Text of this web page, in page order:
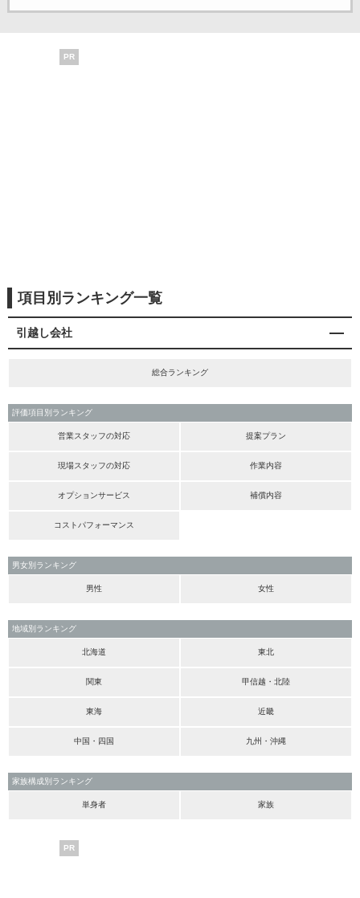
PR
項目別ランキング一覧
引越し会社
総合ランキング
評価項目別ランキング
営業スタッフの対応 提案プラン
現場スタッフの対応 作業内容
オプションサービス 補償内容
コストパフォーマンス
男女別ランキング
男性 女性
地域別ランキング
北海道 東北
関東 甲信越・北陸
東海 近畿
中国・四国 九州・沖縄
家族構成別ランキング
単身者 家族
PR